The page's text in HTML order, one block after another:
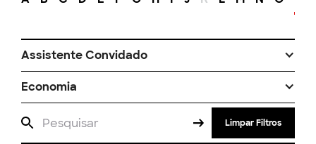
Assistente Convidado
Economia
Limpar Filtros